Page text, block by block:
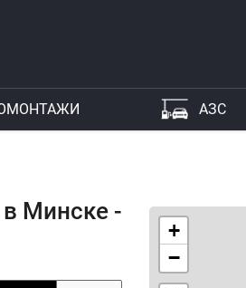
АЗС
Минске -
+
−